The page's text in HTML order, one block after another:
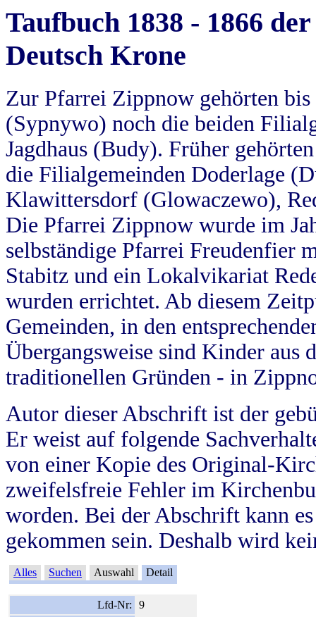
Taufbuch 1838 - 1866
Deutsch Krone
Zur Pfarrei Zippnow gehörten
(Sypnywo) noch die beiden
Jagdhaus (Budy). Früher
die Filialgemeinden Doderlage
Klawittersdorf (Glowaczewo),
Die Pfarrei Zippnow wurde im
selbständige Pfarrei Freudenfier
Stabitz und ein Lokalvikariat
wurden errichtet. Ab diesem
Gemeinden, in den
Übergangsweise sind Kinder aus
traditionellen Gründen - in
Autor dieser Abschrift ist der
Er weist auf folgende
von einer Kopie des Original-
zweifelsfreie Fehler im
worden. Bei der Abschrift kann
gekommen sein. Deshalb wird
Alles Suchen Auswahl Detail
Lfd-Nr:
9